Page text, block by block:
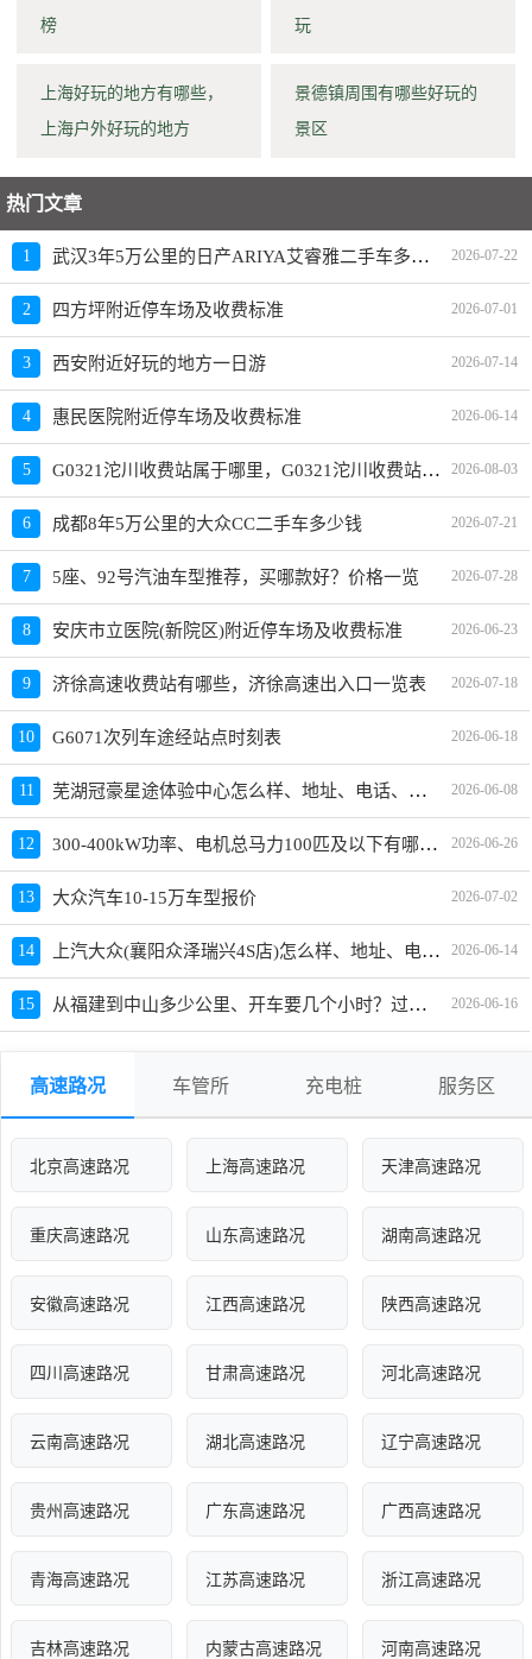
榜
玩
上海好玩的地方有哪些，
上海户外好玩的地方
景德镇周围有哪些好玩的
景区
热门文章
1 武汉3年5万公里的日产ARIYA艾睿雅二手车多少钱 2026-07-22
2 四方坪附近停车场及收费标准 2026-07-01
3 西安附近好玩的地方一日游 2026-07-14
4 惠民医院附近停车场及收费标准 2026-06-14
5 G0321沱川收费站属于哪里，G0321沱川收费站入口的详细地址 2026-08-03
6 成都8年5万公里的大众CC二手车多少钱 2026-07-21
7 5座、92号汽油车型推荐，买哪款好？价格一览 2026-07-28
8 安庆市立医院(新院区)附近停车场及收费标准 2026-06-23
9 济徐高速收费站有哪些，济徐高速出入口一览表 2026-07-18
10 G6071次列车途经站点时刻表 2026-06-18
11 芜湖冠豪星途体验中心怎么样、地址、电话、上班时间查询 2026-06-08
12 300-400kW功率、电机总马力100匹及以下有哪些车推荐？哪款好？价格多少？ 2026-06-26
13 大众汽车10-15万车型报价 2026-07-02
14 上汽大众(襄阳众泽瑞兴4S店)怎么样、地址、电话、上班时间查询 2026-06-14
15 从福建到中山多少公里、开车要几个小时？过路费、油费等 2026-06-16
高速路况 车管所 充电桩 服务区
北京高速路况 上海高速路况 天津高速路况
重庆高速路况 山东高速路况 湖南高速路况
安徽高速路况 江西高速路况 陕西高速路况
四川高速路况 甘肃高速路况 河北高速路况
云南高速路况 湖北高速路况 辽宁高速路况
贵州高速路况 广东高速路况 广西高速路况
青海高速路况 江苏高速路况 浙江高速路况
吉林高速路况 内蒙古高速路况 河南高速路况